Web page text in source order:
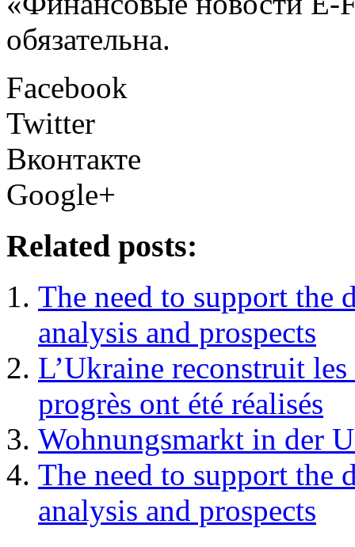
обязательна.
Facebook
Twitter
Вконтакте
Google+
Related posts:
The need to support
analysis and prospects
L’Ukraine reconstruit
progrès ont été réalisés
Wohnungsmarkt in der
The need to support
analysis and prospects